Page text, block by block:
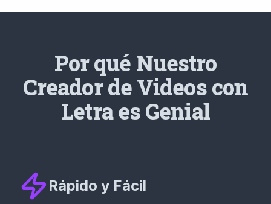
Por qué Nuestro
Creador de Videos con
Letra es Genial
Rápido y Fácil